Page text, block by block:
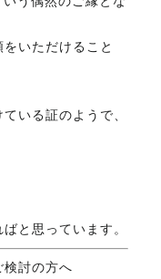
5780
いただけること
いる証のようで、
と思っています。
検討の方へ